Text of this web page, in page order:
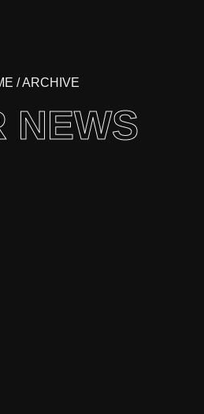
/ ARCHIVE
NEWS